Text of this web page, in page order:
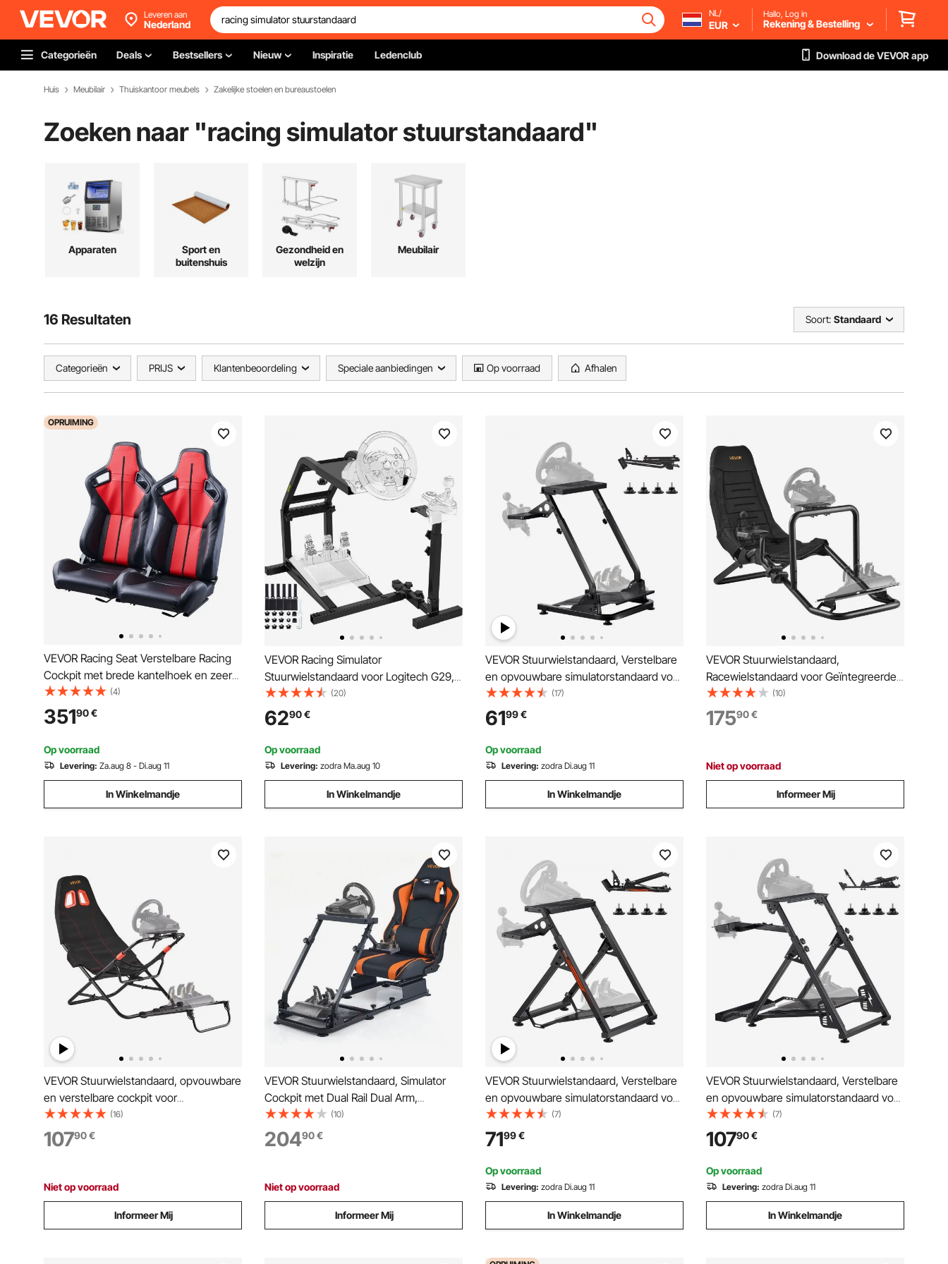
Leveren aan
Nederland
NL/
EUR
Hallo, Log in
Rekening & Bestelling
Categorieën Deals Bestsellers Nieuw Inspiratie Ledenclub Download de VEVOR app
Huis Meubilair Thuiskantoor meubels Zakelijke stoelen en bureaustoelen
Zoeken naar "racing simulator stuurstandaard"
Apparaten
Sport en
buitenshuis
Gezondheid en
welzijn
Meubilair
16 Resultaten Soort: Standaard
Categorieën PRIJS Klantenbeoordeling Speciale aanbiedingen Op voorraad Afhalen
OPRUIMING
VEVOR Racing Seat Verstelbare Racing
Cockpit met brede kantelhoek en zeer
veerkrachtig schuim 2 stuks Racing
Chair met zacht PVC-leer en Q235B-
schuif, geschikt voor raceauto's en go-
karts
(4)
35190€
Op voorraad
Levering: Za.aug 8 - Di.aug 11
In Winkelmandje
VEVOR Racing Simulator
Stuurwielstandaard voor Logitech G29,
G27, G25 Racing Wheel Pro Stand Stuur
en pedalen, niet inbegrepen
Stuurstandaard
(20)
6290€
Op voorraad
Levering: zodra Ma.aug 10
In Winkelmandje
VEVOR Stuurwielstandaard, Verstelbare
en opvouwbare simulatorstandaard voor
Logitech G29 G27 G920 G923,
Thrustmaster T300RS T300GT T248
TS-PC TSXW Gaming Cockpit,
pedalensimulator niet inbegrepen
(17)
6199€
Op voorraad
Levering: zodra Di.aug 11
In Winkelmandje
VEVOR Stuurwielstandaard,
Racewielstandaard voor Geïntegreerde
Simulator Cockpits, voor Logitech G25,
G27, G29, G920, G923, Thrustmaster
T300RS, TX F458, T500RS, T3PA-PRO
(10)
17590€
Niet op voorraad
Informeer Mij
VEVOR Stuurwielstandaard, opvouwbare
en verstelbare cockpit voor
racesimulator, 620 mm breed,
compatibel met Logitech
G923/G920/G29, Thrustmaster T248P,
(16)
10790€
Niet op voorraad
Informeer Mij
VEVOR Stuurwielstandaard, Simulator
Cockpit met Dual Rail Dual Arm,
compatibel met Logitech G25, G27, G29,
G920, G923, Thrustmaster T300RS, TX
F458, T500RS, T3PA-PRO (F1/GT) en
(10)
20490€
Niet op voorraad
Informeer Mij
VEVOR Stuurwielstandaard, Verstelbare
en opvouwbare simulatorstandaard voor
G923 G920 G29 G27, Thrustmaster
T300RS TX F458 T500RS T3PA-PRO
(F1/GT) Gaming Cockpit,
Pedaalsimulator niet inbegrepen,
Compact
(7)
7199€
Op voorraad
Levering: zodra Di.aug 11
In Winkelmandje
VEVOR Stuurwielstandaard, Verstelbare
en opvouwbare simulatorstandaard voor
Logitech G923 G920 G29 G27,
Thrustmaster T300RS TX F458 T500RS
T3PA-PRO (F1/GT) Gaming Cockpit,
pedalensimulator niet inbegrepen
(7)
10790€
Op voorraad
Levering: zodra Di.aug 11
In Winkelmandje